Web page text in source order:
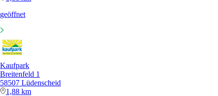
geöffnet
Kaufpark
Breitenfeld 1
58507 Lüdenscheid
1,88 km